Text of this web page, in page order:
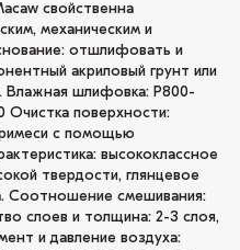
свойственна
механическим и
отшлифовать и
акриловый грунт или
Влажная шлифовка: P800-
Очистка поверхности:
с помощью
высококлассное
твердости, глянцевое
Соотношение смешивания:
слоев и толщина: 2-3 слоя,
и давление воздуха: